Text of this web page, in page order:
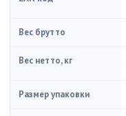
Вес брутто
Вес нетто, кг
Размер упаковки